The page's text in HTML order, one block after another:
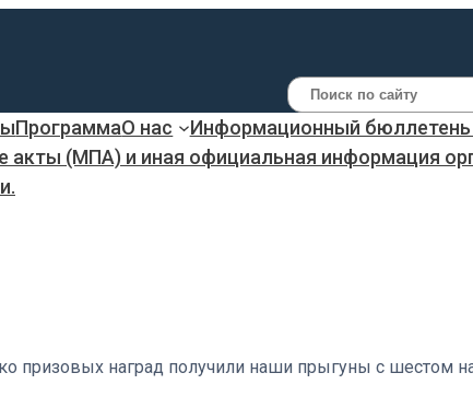
Поиск
ПрограммаО нас
Информационный бюллетень
(МПА) и иная официальная информация
призовых наград получили наши прыгуны с шестом